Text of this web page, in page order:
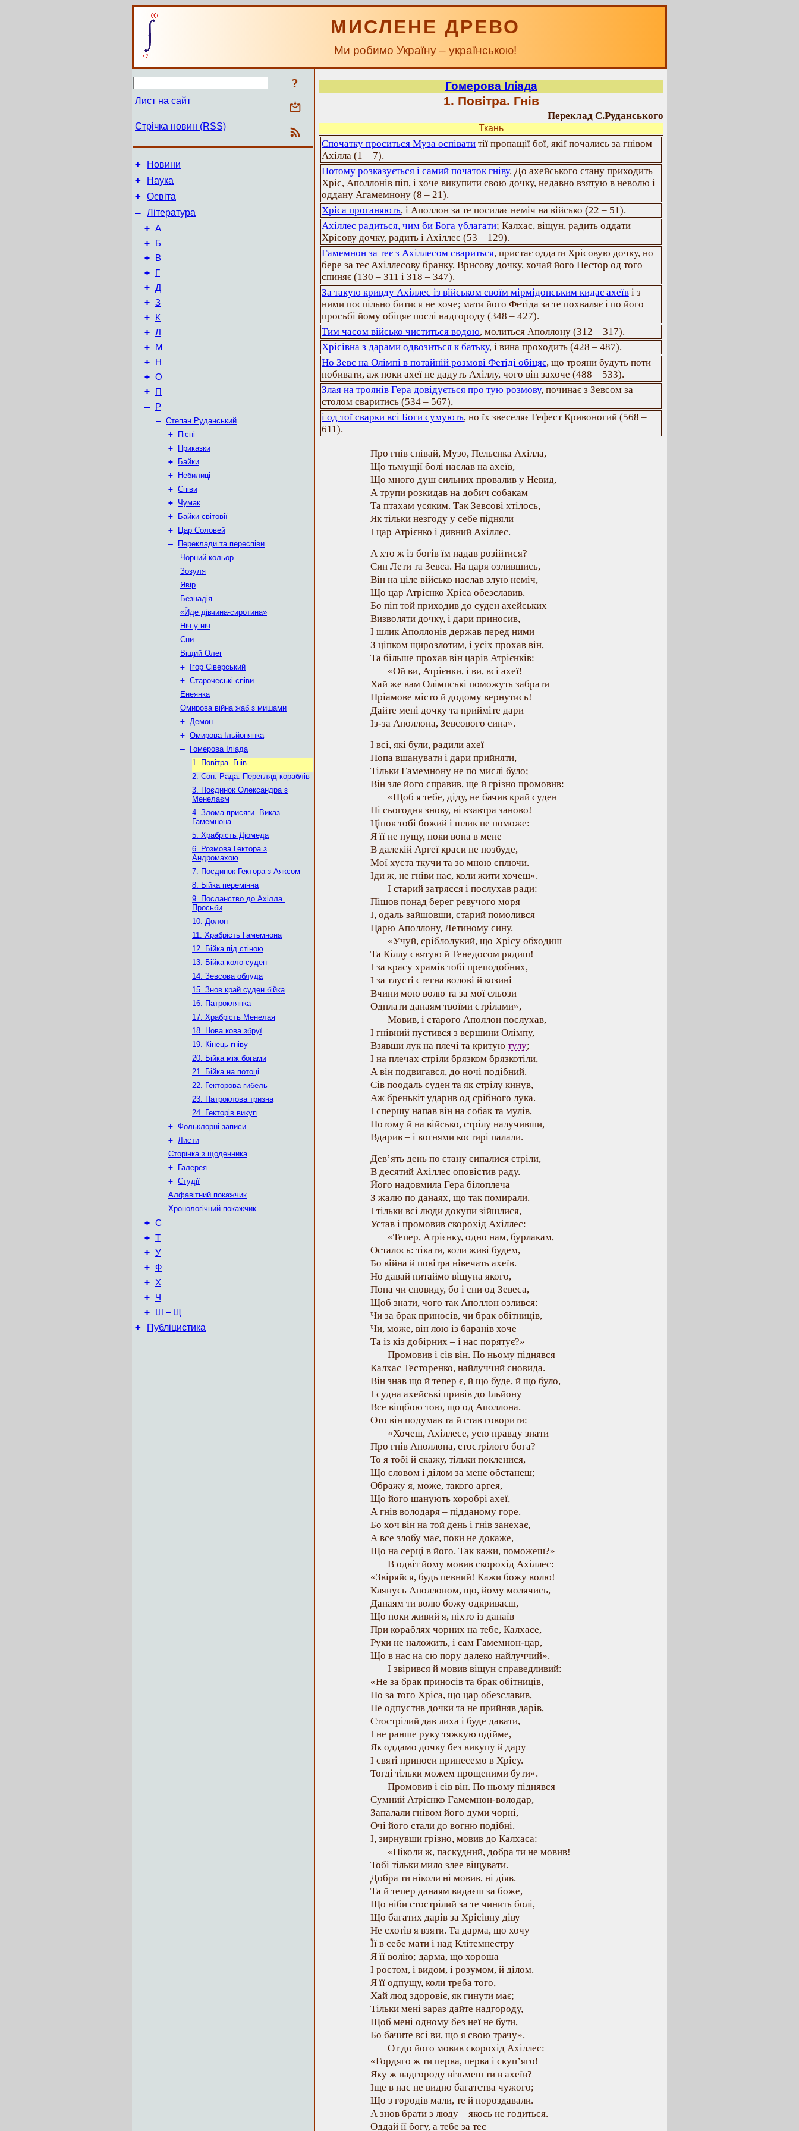
МИСЛЕНЕ ДРЕВО
Ми робимо Україну – українською!
?
Лист на сайт
Стрічка новин (RSS)
+ Новини
+ Наука
+ Освіта
– Література
+ А
+ Б
+ В
+ Г
+ Д
+ З
+ К
+ Л
+ М
+ Н
+ О
+ П
– Р
– Степан Руданський
+
Пісні
+
Приказки
+
Байки
+
Небилиці
+ Співи
+ Чумак
+
Байки світовії
+
Цар Соловей
–
Переклади та переспіви
Чорний кольор
Зозуля
Явір
Безнадія
«Йде дівчина-сиротина»
Ніч у ніч
Сни
Віщий Олег
+
Ігор Сіверський
+ Старочеські співи
Енеянка
Омирова війна жаб з мишами
+ Демон
+ Омирова Ільйонянка
–
Гомерова Іліада
1. Повітра. Гнів
2. Сон. Рада. Перегляд кораблів
3. Поєдинок Олександра з
Менелаєм
4. Злома присяги. Виказ
Гамемнона
5. Храбрість Діомеда
6. Розмова Гектора з
Андромахою
7. Поєдинок Гектора з Аяксом
8. Бійка перемінна
9. Посланство до Ахілла.
Просьби
10. Долон
11. Храбрість Гамемнона
12. Бійка під стіною
13. Бійка коло суден
14. Зевсова облуда
15. Знов край суден бійка
16. Патроклянка
17. Храбрість Менелая
18. Нова кова збруї
19. Кінець гніву
20. Бійка між богами
21. Бійка на потоці
22. Гекторова гибель
23. Патроклова тризна
24. Гекторів викуп
+ Фольклорні записи
+ Листи
Сторінка з щоденника
+
Галерея
+ Студії
Алфавітний покажчик
Хронологічний покажчик
+ С
+ Т
+ У
+ Ф
+ Х
+ Ч
+ Ш – Щ
+ Публіцистика
Гомерова Іліада
1. Повітра. Гнів
Переклад С.Руданського
Ткань
Спочатку проситься Муза оспівати тії пропащії бої, якії почались за гнівом
Ахілла (1 – 7).
Потому розказується і самий початок гніву. До ахейського стану приходить
Хріс, Аполлонів піп, і хоче викупити свою дочку, недавно взятую в неволю і
оддану Агамемнону (8 – 21).
Хріса проганяють, і Аполлон за те посилає неміч на військо (22 – 51).
Ахіллес радиться, чим би Бога ублагати; Калхас, віщун, радить оддати
Хрісову дочку, радить і Ахіллес (53 – 129).
Гамемнон за теє з Ахіллесом свариться, пристає оддати Хрісовую дочку, но
бере за теє Ахіллесову бранку, Врисову дочку, хочай його Нестор од того
спиняє (130 – 311 і 318 – 347).
За такую кривду Ахіллес із військом своїм мірмідонським кидає ахеїв і з
ними поспільно битися не хоче; мати його Фетіда за те похваляє і по його
просьбі йому обіцяє послі надгороду (348 – 427).
Тим часом військо чиститься водою, молиться Аполлону (312 – 317).
Хрісівна з дарами одвозиться к батьку, і вина проходить (428 – 487).
Но Зевс на Олімпі в потайній розмові Фетіді обіцяє, що трояни будуть поти
побивати, аж поки ахеї не дадуть Ахіллу, чого він захоче (488 – 533).
Злая на троянів Гера довідується про тую розмову, починає з Зевсом за
столом сваритись (534 – 567),
і од тої сварки всі Боги сумують, но їх звеселяє Гефест Кривоногий (568 –
611).
Про гнів співай, Музо, Пельєнка Ахілла,
Що тьмущії болі наслав на ахеїв,
Що много душ сильних провалив у Невид,
А трупи розкидав на добич собакам
Та птахам усяким. Так Зевсові хтілось,
Як тільки незгоду у себе підняли
І цар Атрієнко і дивний Ахіллес.
А хто ж із богів їм надав розійтися?
Син Лети та Зевса. На царя озлившись,
Він на ціле військо наслав злую неміч,
Що цар Атрієнко Хріса обезславив.
Бо піп той приходив до суден ахейських
Визволяти дочку, і дари приносив,
І шлик Аполлонів держав перед ними
З ціпком щирозлотим, і усіх прохав він,
Та більше прохав він царів Атрієнків:
«Ой ви, Атрієнки, і ви, всі ахеї!
Хай же вам Олімпські поможуть забрати
Пріамове місто й додому вернутись!
Дайте мені дочку та прийміте дари
Із-за Аполлона, Зевсового сина».
І всі, які були, радили ахеї
Попа вшанувати і дари прийняти,
Тільки Гамемнону не по мислі було;
Він зле його справив, ще й грізно промовив:
«Щоб я тебе, діду, не бачив край суден
Ні сьогодня знову, ні взавтра заново!
Ціпок тобі божий і шлик не поможе:
Я її не пущу, поки вона в мене
В далекій Аргеї краси не позбуде,
Мої хуста ткучи та зо мною сплючи.
Іди ж, не гніви нас, коли жити хочеш».
І старий затрясся і послухав ради:
Пішов понад берег ревучого моря
І, одаль зайшовши, старий помолився
Царю Аполлону, Летиному сину.
«Учуй, сріблолукий, що Хрісу обходиш
Та Кіллу святую й Тенедосом рядиш!
І за красу храмів тобі преподобних,
І за тлусті стегна волові й козині
Вчини мою волю та за мої сльози
Одплати данаям твоїми стрілами», –
Мовив, і старого Аполлон послухав,
І гнівний пустився з вершини Олімпу,
Взявши лук на плечі та критую тулу;
I на плечах стріли брязком брязкотіли,
А він подвигався, до ночі подібний.
Сів поодаль суден та як стрілу кинув,
Аж бренькіт ударив од срібного лука.
І спершу напав він на собак та мулів,
Потому й на військо, стрілу налучивши,
Вдарив – і вогнями костирі палали.
Дев’ять день по стану сипалися стріли,
В десятий Ахіллес оповістив раду.
Його надовмила Гера білоплеча
З жалю по данаях, що так помирали.
І тільки всі люди докупи зійшлися,
Устав і промовив скорохід Ахіллес:
«Тепер, Атрієнку, одно нам, бурлакам,
Осталось: тікати, коли живі будем,
Бо війна й повітра нівечать ахеїв.
Но давай питаймо віщуна якого,
Попа чи сновиду, бо і сни од Зевеса,
Щоб знати, чого так Аполлон озлився:
Чи за брак приносів, чи брак обітниців,
Чи, може, він лою із баранів хоче
Та із кіз добірних – і нас порятує?»
Промовив і сів він. По ньому піднявся
Калхас Тесторенко, найлуччий сновида.
Він знав що й тепер є, й що буде, й що було,
І судна ахейські привів до Ільйону
Все віщбою тою, що од Аполлона.
Ото він подумав та й став говорити:
«Хочеш, Ахіллесе, усю правду знати
Про гнів Аполлона, стострілого бога?
То я тобі й скажу, тільки покленися,
Що словом і ділом за мене обстанеш;
Ображу я, може, такого аргея,
Що його шанують хоробрі ахеї,
А гнів володаря – підданому горе.
Бо хоч він на той день і гнів занехає,
А все злобу має, поки не докаже,
Що на серці в його. Так кажи, поможеш?»
В одвіт йому мовив скорохід Ахіллес:
«Звіряйся, будь певний! Кажи божу волю!
Клянусь Аполлоном, що, йому молячись,
Данаям ти волю божу одкриваєш,
Що поки живий я, ніхто із данаїв
При кораблях чорних на тебе, Калхасе,
Руки не наложить, і сам Гамемнон-цар,
Що в нас на сю пору далеко найлуччий».
І звірився й мовив віщун справедливий:
«Не за брак приносів та брак обітниців,
Но за того Хріса, що цар обезславив,
Не одпустив дочки та не прийняв дарів,
Стострілий дав лиха і буде давати,
І не ранше руку тяжкую одійме,
Як оддамо дочку без викупу й дару
І святі приноси принесемо в Хрісу.
Тогді тільки можем прощеними бути».
Промовив і сів він. По ньому піднявся
Сумний Атрієнко Гамемнон-володар,
Запалали гнівом його думи чорні,
Очі його стали до вогню подібні.
І, зирнувши грізно, мовив до Калхаса:
«Ніколи ж, паскудний, добра ти не мовив!
Тобі тільки мило злее віщувати.
Добра ти ніколи ні мовив, ні діяв.
Та й тепер данаям видаєш за боже,
Що ніби стострілий за те чинить болі,
Що багатих дарів за Хрісівну діву
Не схотів я взяти. Та дарма, що хочу
Її в себе мати і над Клітемнестру
Я її волію; дарма, що хороша
І ростом, і видом, і розумом, й ділом.
Я її одпущу, коли треба того,
Хай люд здоровіє, як гинути має;
Тільки мені зараз дайте надгороду,
Щоб мені одному без неї не бути,
Бо бачите всі ви, що я свою трачу».
От до його мовив скорохід Ахіллес:
«Гордяго ж ти перва, перва і скуп’яго!
Яку ж надгороду візьмеш ти в ахеїв?
Іще в нас не видно багатства чужого;
Що з городів мали, те й пороздавали.
А знов брати з люду – якось не годиться.
Оддай її богу, а тебе за теє